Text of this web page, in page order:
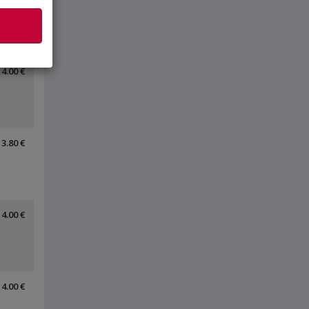
4.00 €
3.80 €
4.00 €
4.00 €